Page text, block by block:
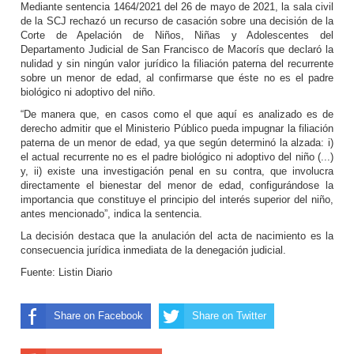
Mediante sentencia 1464/2021 del 26 de mayo de 2021, la sala civil
de la SCJ rechazó un recurso de casación sobre una decisión de la
Corte de Apelación de Niños, Niñas y Adolescentes del
Departamento Judicial de San Francisco de Macorís que declaró la
nulidad y sin ningún valor jurídico la filiación paterna del recurrente
sobre un menor de edad, al confirmarse que éste no es el padre
biológico ni adoptivo del niño.
“De manera que, en casos como el que aquí es analizado es de
derecho admitir que el Ministerio Público pueda impugnar la filiación
paterna de un menor de edad, ya que según determinó la alzada: i)
el actual recurrente no es el padre biológico ni adoptivo del niño (...)
y, ii) existe una investigación penal en su contra, que involucra
directamente el bienestar del menor de edad, configurándose la
importancia que constituye el principio del interés superior del niño,
antes mencionado”, indica la sentencia.
La decisión destaca que la anulación del acta de nacimiento es la
consecuencia jurídica inmediata de la denegación judicial.
Fuente: Listin Diario
Share on Facebook Share on Twitter